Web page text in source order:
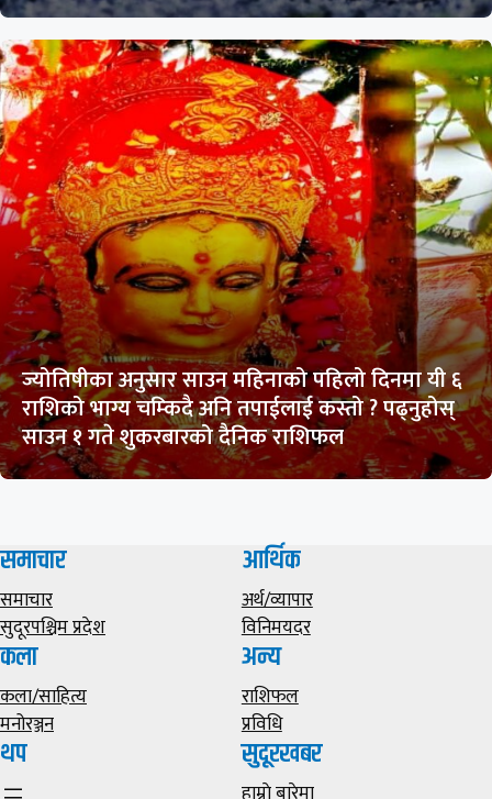
ज्योतिषीका अनुसार साउन महिनाको पहिलो दिनमा यी ६
राशिको भाग्य चम्किदै अनि तपाईलाई कस्तो ? पढ्नुहोस्
साउन १ गते शुकरबारको दैनिक राशिफल
समाचार
समाचार
सुदूरपश्चिम प्रदेश
आर्थिक
अर्थ/व्यापार
विनिमयदर
कला
कला/साहित्य
मनोरञ्जन
अन्य
राशिफल
प्रविधि
थप सुदूरखबर